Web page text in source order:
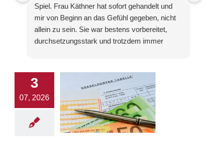
Spiel. Frau Käthner hat sofort gehandelt und
mir von Beginn an das Gefühl gegeben, nicht
allein zu sein. Sie war bestens vorbereitet,
durchsetzungsstark und trotzdem immer
unglaublich froh, mich an diese Kanzlei
gewandt zu haben.
3
07, 2026